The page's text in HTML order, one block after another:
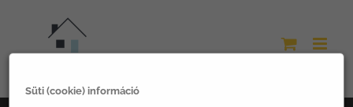
Süti (cookie) információ